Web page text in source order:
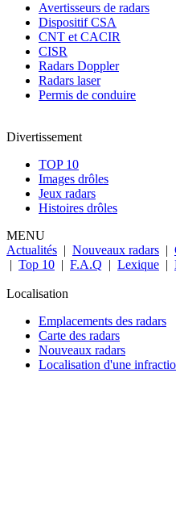
Avertisseurs de radars
Dispositif CSA
CNT et CACIR
CISR
Radars Doppler
Radars laser
Permis de conduire
Divertissement
TOP 10
Images drôles
Jeux radars
Histoires drôles
MENU
Actualités | Nouveaux radars |
| Top 10 | F.A.Q | Lexique |
Localisation
Emplacements des radars
Carte des radars
Nouveaux radars
Localisation d'une